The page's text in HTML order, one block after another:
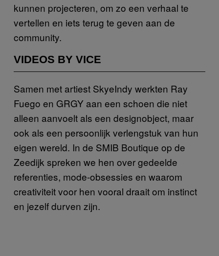
kunnen projecteren, om zo een verhaal te
vertellen en iets terug te geven aan de
community.
VIDEOS BY VICE
Samen met artiest SkyeIndy werkten Ray
Fuego en GRGY aan een schoen die niet
alleen aanvoelt als een designobject, maar
ook als een persoonlijk verlengstuk van hun
eigen wereld. In de SMIB Boutique op de
Zeedijk spreken we hen over gedeelde
referenties, mode-obsessies en waarom
creativiteit voor hen vooral draait om instinct
en jezelf durven zijn.